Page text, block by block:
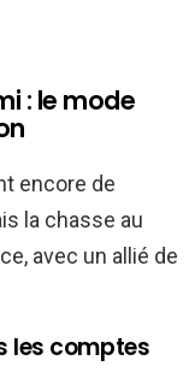
: le mode
encore de
la chasse au
avec un allié de
les comptes